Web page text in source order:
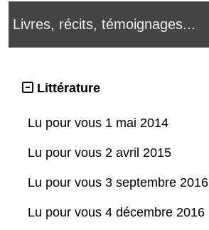
Livres, récits, témoignages...
Littérature
Lu pour vous 1 mai 2014
Lu pour vous 2 avril 2015
Lu pour vous 3 septembre 2016
Lu pour vous 4 décembre 2016